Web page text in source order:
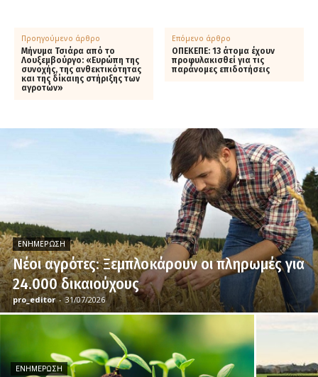
Προηγούμενο άρθρο
Μήνυμα Τσιάρα από το
Λουξεμβούργο: «Ευρώπη της
συνοχής, της ανθεκτικότητας
και της δίκαιης στήριξης των
αγροτών»
Επόμενο άρθρο
ΟΠΕΚΕΠΕ: 13 άτομα έχουν
προφυλακισθεί για τις
παράνομες επιδοτήσεις
ΕΝΗΜΈΡΩΣΗ
Νέοι αγρότες: Ξεμπλοκάρουν οι πληρωμές για
24.000 δικαιούχους
pro_editor - 31/07/2026
ΕΝΗΜΈΡΩΣΗ